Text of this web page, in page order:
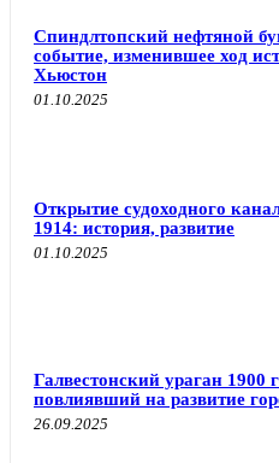
Спиндлтопский нефтяной
событие, изменившее ход
Хьюстон
01.10.2025
Открытие судоходного
1914: история, развитие
01.10.2025
Галвестонский ураган 1900
повлиявший на развитие
26.09.2025